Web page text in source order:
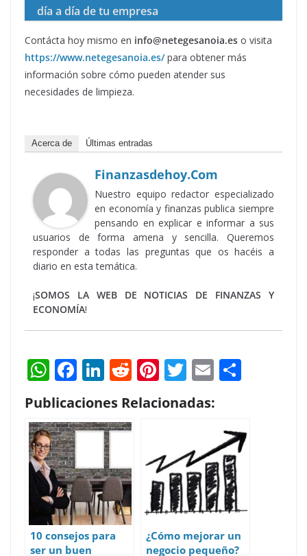
día a día de tu empresa
Contácta hoy mismo en info@netegesanoia.es o visita
https://www.netegesanoia.es/ para obtener más
información sobre cómo pueden atender sus
necesidades de limpieza.
Acerca de Últimas entradas
Finanzasdehoy.com
Nuestro equipo redactor especializado
en economía y finanzas publica siempre
pensando en explicar e informar a sus
usuarios de forma amena y sencilla. Queremos
responder a todas las preguntas que os hacéis a
diario en esta temática.
¡SOMOS LA WEB DE NOTICIAS DE FINANZAS Y
ECONOMÍA!
W
h
at
s
A
p
p
F
ac
e
b
o
k
Li
k
e
dI
n
R
e
d
Pi
nt
er
st
T
w
itt
E
ai
e
Publicaciones Relacionadas:
10 consejos para
ser un buen
¿Cómo mejorar un
negocio pequeño?